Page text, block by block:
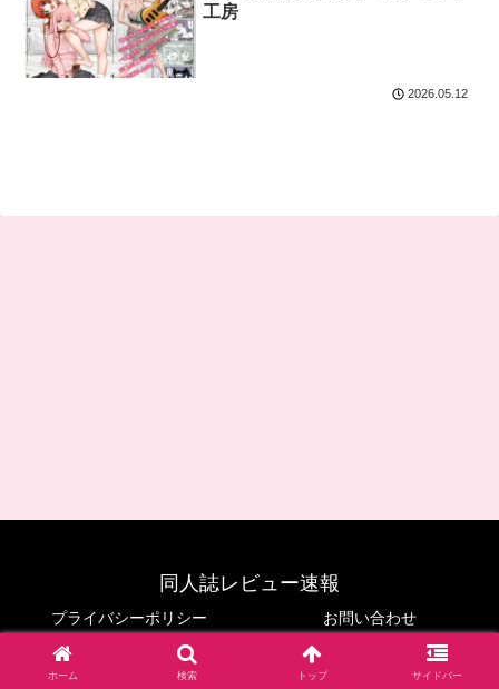
工房
2026.05.12
同人誌レビュー速報
プライバシーポリシー お問い合わせ
© 2024 同人誌レビュー速報.
ホーム 検索 トップ サイドバー